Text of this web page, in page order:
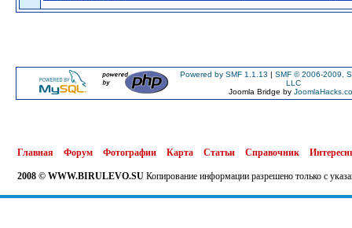
Powered by SMF 1.1.13 | SMF © 2006-2009,
LLC
Joomla Bridge by
Главная Форум Фотографии Карта Статьи Справочник
2008 © WWW.BIRULEVO.SU Копирование информации разрешено только с